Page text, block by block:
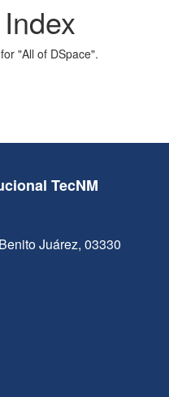
"All of DSpace".
TecNM
Juárez, 03330